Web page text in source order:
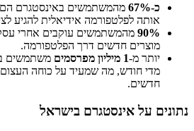
כ-67%
אותה לפלטפורמה אידיאלית להגיע
90% מהמשתמשים עוקבים אחרי
מוצרים חדשים דרך הפלטפורמה.
יותר מ-1 מיליון מפרסמים
משתמשים
מדי חודש, מה שמעיד על כוחה העצום
חדשים.
נתונים על אינסטגרם בישראל